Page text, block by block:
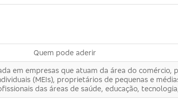
Quem pode aderir
em empresas que atuam da área do comércio,
(MEIs), proprietários de pequenas e
das áreas de saúde, educação,